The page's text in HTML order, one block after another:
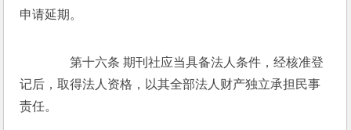
申请延期。
第十六条 期刊社应当具备法人条件，经核准登
记后，取得法人资格，以其全部法人财产独立承担民事
责任。